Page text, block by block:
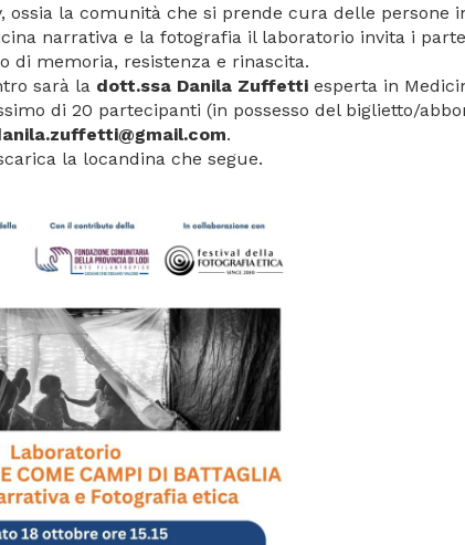
ossia la comunità che si prende cura delle persone
narrativa e la fotografia il laboratorio invita i
di memoria, resistenza e rinascita.
sarà la dott.ssa Danila Zuffetti esperta in
di 20 partecipanti (in possesso del biglietto/
.
la locandina che segue.